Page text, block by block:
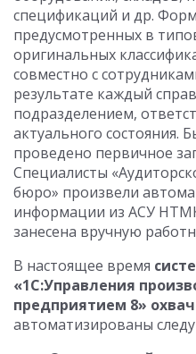
спецификаций и др.
предусмотренных в
оригинальных
совместно с
результате каждый
подразделением,
актуального состояния.
проведено первичное
Специалисты
бюро» произвели
информации из АСУ
занесена вручную
В настоящее время
«1С:Управления
предприятием 8»
автоматизированы